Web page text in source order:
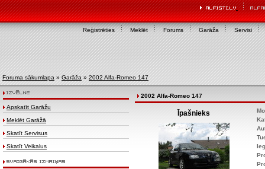
Reģistrēties Meklēt Forums Garāža Servisi
Foruma sākumlapa » Garāža » 2002 Alfa-Romeo 147
Apskatīt Garāžu
Meklēt Garāžā
Skatīt Servisus
Skatīt Veikalus
2002 Alfa-Romeo 147
Īpašnieks